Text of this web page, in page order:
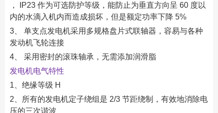
， IP23 作为可选防护等级，能防止为垂直方向呈 60 度以
内的水滴入机内而造成损坏，但是额定功率下降 5%
3、 单支点发电机采用多规格盘片式联轴器，容易与各种
发动机飞轮连接
4、 采用密封的滚珠轴承，无需添加润滑脂
发电机电气特性
1、绝缘等级 H
2、所有的发电机定子绕组是 2/3 节距绕制，有效地消除电
压的三次谐波